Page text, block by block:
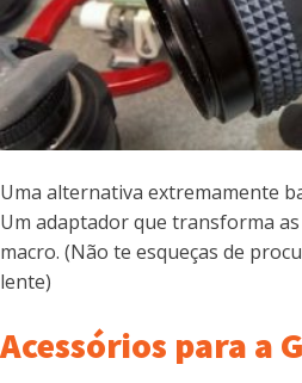
Uma alternativa extremamente
Um adaptador que transforma
macro. (Não te esqueças de
lente)
Acessórios para a